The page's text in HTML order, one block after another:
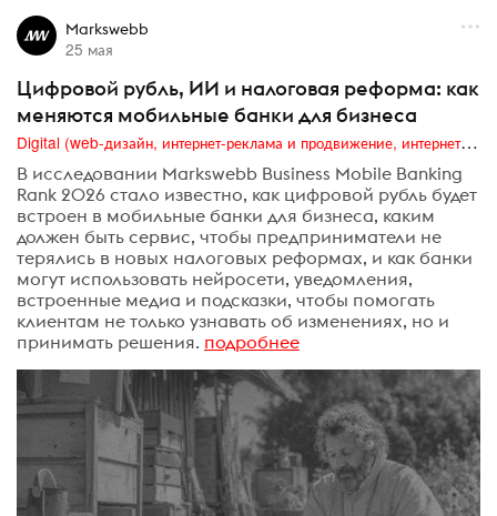
Markswebb
25 мая
Цифровой рубль, ИИ и налоговая реформа: как
меняются мобильные банки для бизнеса
Digital (web-дизайн, интернет-реклама и продвижение, интернет-сообщества и блоги, интернет-коммуникации, мобильный маркетинг, реклама на цифровых экранах)
В исследовании Markswebb Business Mobile Banking
Rank 2026 стало известно, как цифровой рубль будет
встроен в мобильные банки для бизнеса, каким
должен быть сервис, чтобы предприниматели не
терялись в новых налоговых реформах, и как банки
могут использовать нейросети, уведомления,
встроенные медиа и подсказки, чтобы помогать
клиентам не только узнавать об изменениях, но и
принимать решения. подробнее